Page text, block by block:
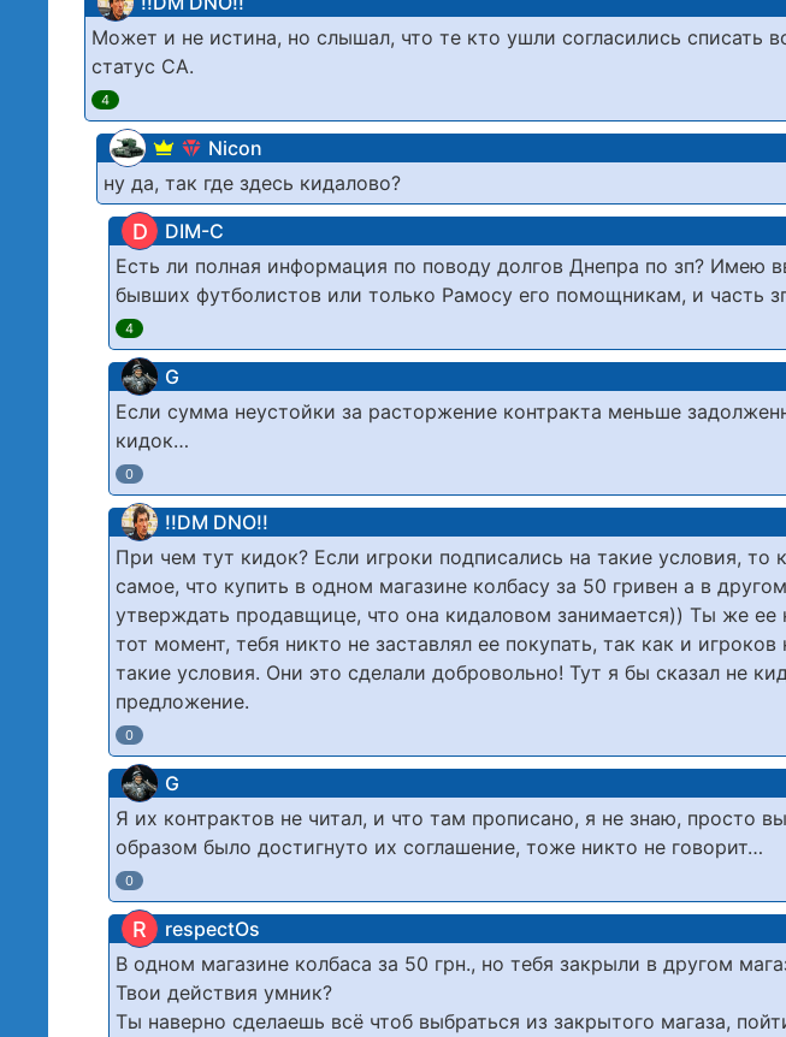
Может и не истина, но слышал, что те кто ушли согласились списать
статус СА.
4
Nicon
ну да, так где здесь кидалово?
D DIM-C
Есть ли полная информация по поводу долгов Днепра по зп? Имею
бывших футболистов или только Рамосу его помощникам, и часть
4
G
Если сумма неустойки за расторжение контракта меньше
кидок…
0
!!DM DNO!!
При чем тут кидок? Если игроки подписались на такие условия,
самое, что купить в одном магазине колбасу за 50 гривен а в
утверждать продавщице, что она кидаловом занимается)) Ты же ее
тот момент, тебя никто не заставлял ее покупать, так как и
такие условия. Они это сделали добровольно! Тут я бы сказал не
предложение.
0
G
Я их контрактов не читал, и что там прописано, я не знаю, просто
образом было достигнуто их соглашение, тоже никто не говорит…
0
R respectOs
В одном магазине колбаса за 50 грн., но тебя закрыли в другом
Твои действия умник?
Ты наверно сделаешь всё чтоб выбраться из закрытого магаза,